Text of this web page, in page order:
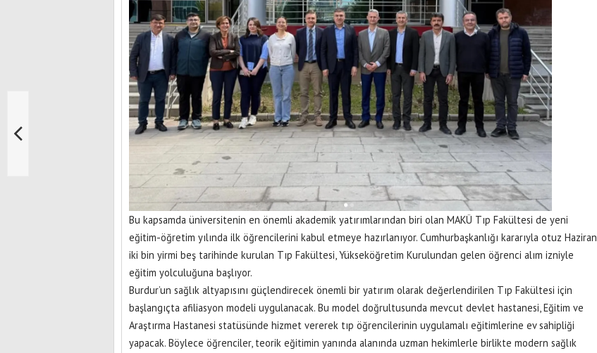
Bu kapsamda üniversitenin en önemli akademik yatırımlarından biri olan MAKÜ Tıp Fakültesi de yeni
eğitim-öğretim yılında ilk öğrencilerini kabul etmeye hazırlanıyor. Cumhurbaşkanlığı kararıyla otuz Haziran
iki bin yirmi beş tarihinde kurulan Tıp Fakültesi, Yükseköğretim Kurulundan gelen öğrenci alım izniyle
eğitim yolculuğuna başlıyor.
Burdur’un sağlık altyapısını güçlendirecek önemli bir yatırım olarak değerlendirilen Tıp Fakültesi için
başlangıçta afiliasyon modeli uygulanacak. Bu model doğrultusunda mevcut devlet hastanesi, Eğitim ve
Araştırma Hastanesi statüsünde hizmet vererek tıp öğrencilerinin uygulamalı eğitimlerine ev sahipliği
yapacak. Böylece öğrenciler, teorik eğitimin yanında alanında uzman hekimlerle birlikte modern sağlık